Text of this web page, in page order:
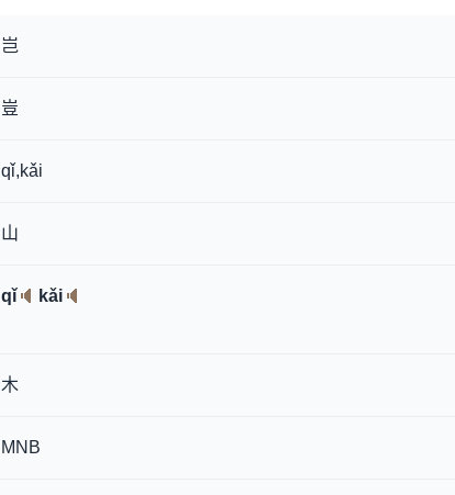
岂
豈
qǐ,kǎi
山
qǐ kǎi
木
MNB